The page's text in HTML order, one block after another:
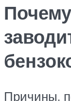
Причины,